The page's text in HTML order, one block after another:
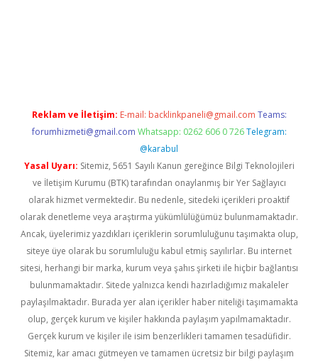
Reklam ve İletişim: E-mail: backlinkpaneli@gmail.com Teams:
forumhizmeti@gmail.com Whatsapp: 0262 606 0 726 Telegram:
@karabul
Yasal Uyarı: Sitemiz, 5651 Sayılı Kanun gereğince Bilgi Teknolojileri
ve İletişim Kurumu (BTK) tarafından onaylanmış bir Yer Sağlayıcı
olarak hizmet vermektedir. Bu nedenle, sitedeki içerikleri proaktif
olarak denetleme veya araştırma yükümlülüğümüz bulunmamaktadır.
Ancak, üyelerimiz yazdıkları içeriklerin sorumluluğunu taşımakta olup,
siteye üye olarak bu sorumluluğu kabul etmiş sayılırlar. Bu internet
sitesi, herhangi bir marka, kurum veya şahıs şirketi ile hiçbir bağlantısı
bulunmamaktadır. Sitede yalnızca kendi hazırladığımız makaleler
paylaşılmaktadır. Burada yer alan içerikler haber niteliği taşımamakta
olup, gerçek kurum ve kişiler hakkında paylaşım yapılmamaktadır.
Gerçek kurum ve kişiler ile isim benzerlikleri tamamen tesadüfidir.
Sitemiz, kar amacı gütmeyen ve tamamen ücretsiz bir bilgi paylaşım